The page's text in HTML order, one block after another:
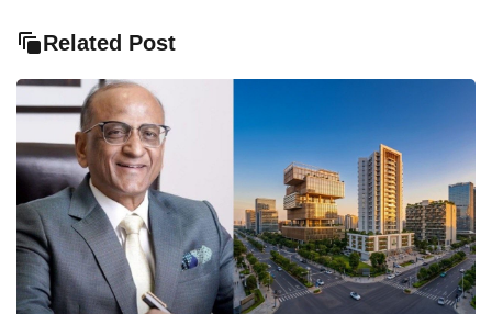
Related Post